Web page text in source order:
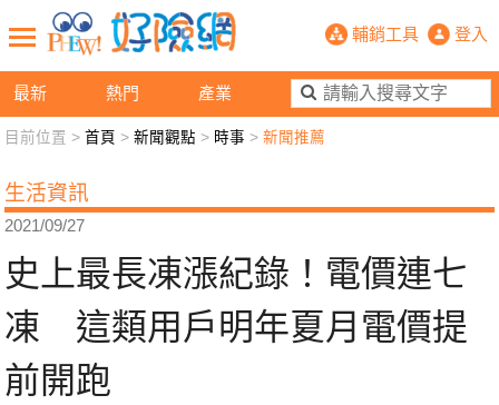
最新 熱門 產業
史上最長凍漲紀錄！電價連七凍
輔銷工具 登入
新聞觀點 業務交流 好險懂生活
退休先準備 好險學堂 輔銷工具 活動專區
目前位置 >首頁 >新聞觀點 > 時事 >新聞推薦
生活資訊
2021/09/27
史上最長凍漲紀錄！電價連七
凍 這類用戶明年夏月電價提
前開跑